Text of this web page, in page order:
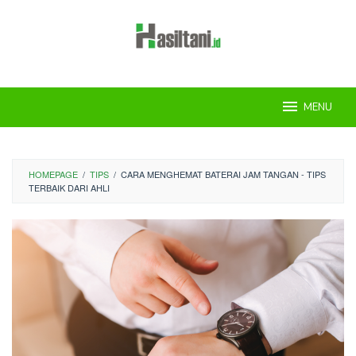
MENU
HOMEPAGE / TIPS / CARA MENGHEMAT BATERAI JAM TANGAN - TIPS
TERBAIK DARI AHLI